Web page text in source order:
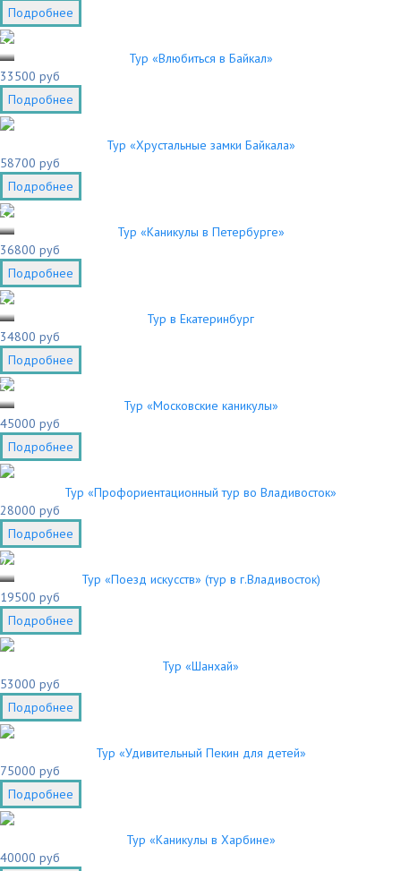
Подробнее
Тур «Влюбиться в Байкал»
33500 руб
Подробнее
Тур «Хрустальные замки Байкала»
58700 руб
Подробнее
Тур «Каникулы в Петербурге»
36800 руб
Подробнее
Тур в Екатеринбург
34800 руб
Подробнее
Тур «Московские каникулы»
45000 руб
Подробнее
Тур «Профориентационный тур во Владивосток»
28000 руб
Подробнее
Тур «Поезд искусств» (тур в г.Владивосток)
19500 руб
Подробнее
Тур «Шанхай»
53000 руб
Подробнее
Тур «Удивительный Пекин для детей»
75000 руб
Подробнее
Тур «Каникулы в Харбине»
40000 руб